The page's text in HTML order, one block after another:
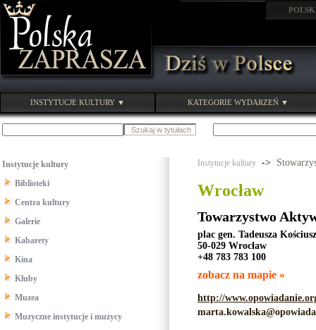
INSTYTUCJE KULTURY ▼ KATEGORIE WYDARZEŃ ▼
Instytucje kultury
Biblioteki
Centra kultury
Galerie
Kabarety
Kina
Kluby
Muzea
Muzyczne instytucje i muzycy
Instytucje kultury ->
Wrocław
Towarzystwo
plac gen. Tadeusza
50-029 Wrocław
+48 783 783 100
zobacz na mapie »
http://